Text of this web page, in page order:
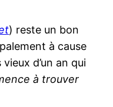
) reste un bon
à cause
d’un an qui
à trouver